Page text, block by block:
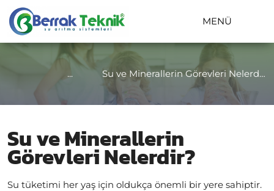
MENÜ
... Su ve Minerallerin Görevleri Nelerdir?
Su ve Minerallerin
Görevleri Nelerdir?
Su tüketimi her yaş için oldukça önemli bir yere sahiptir.